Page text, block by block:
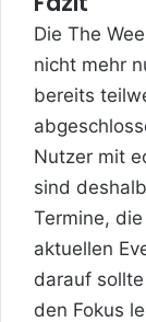
Die The
nicht mehr
bereits
Nutzer mit
sind
Termine,
aktuellen
darauf
den Fokus